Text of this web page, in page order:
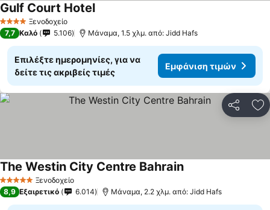
4 ΑστέριαΞενοδοχείο
Gulf Court HotelΕμφάνιση τιμών
7,7 Καλό 5.106 Μάναμα, 1.5 χλμ. από: Jidd Hafs
Επιλέξτε ημερομηνίες, για να
δείτε τις ακριβείς τιμές
Εμφάνιση τιμών
5 Αστέρια Ξενοδοχείο
The Westin City Centre BahrainΕμφάνιση τιμών
8,9 Εξαιρετικό 6.014 Μάναμα, 2.2 χλμ. από: Jidd Hafs